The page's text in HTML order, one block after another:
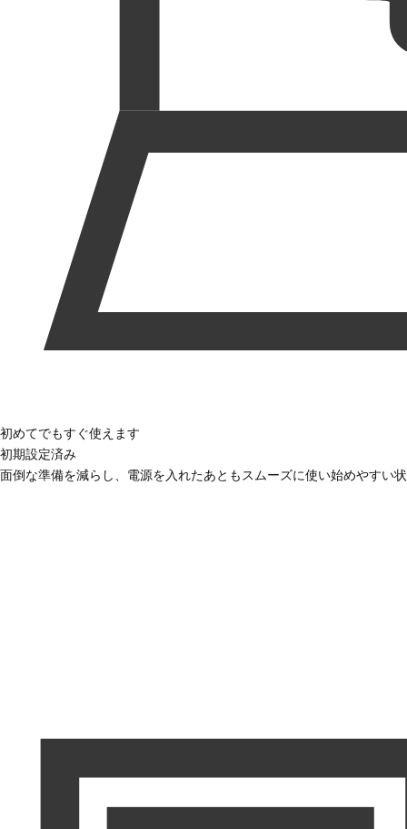
初めてでもすぐ使えます
初期設定済み
面倒な準備を減らし、電源を入れたあともスムーズに使い始めやすい